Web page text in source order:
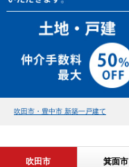
吹田市・豊中市 新築一戸建て
吹田市
箕面市